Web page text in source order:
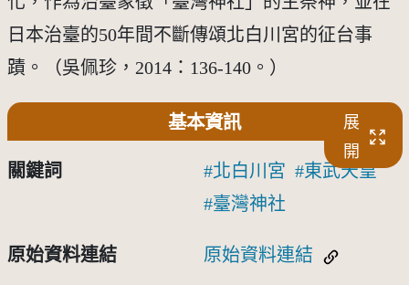
日本治臺的50年間不斷傳頌北白川宮的征台事
蹟。（吳佩珍，2014：136-140。）
基本資訊
展
開
關鍵詞 北白川宮
東武天皇
臺灣神社
原始資料連結 原始資料連結